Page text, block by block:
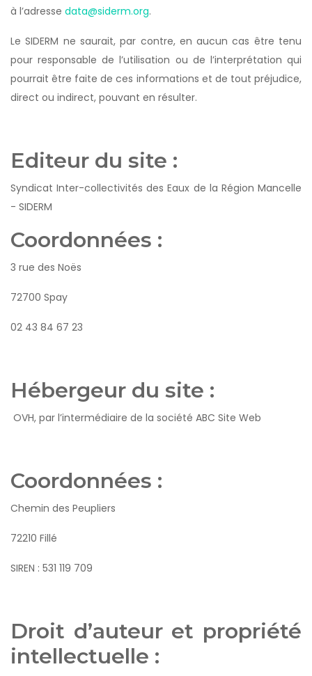
à l’adresse data@siderm.org.
Le SIDERM ne saurait, par contre, en aucun cas être tenu
pour responsable de l’utilisation ou de l’interprétation qui
pourrait être faite de ces informations et de tout préjudice,
direct ou indirect, pouvant en résulter.
Editeur du site :
Syndicat Inter-collectivités des Eaux de la Région Mancelle
- SIDERM
Coordonnées :
3 rue des Noës
72700 Spay
02 43 84 67 23
Hébergeur du site :
OVH, par l’intermédiaire de la société ABC Site Web
Coordonnées :
Chemin des Peupliers
72210 Fillé
SIREN : 531 119 709
Droit d’auteur et propriété
intellectuelle :